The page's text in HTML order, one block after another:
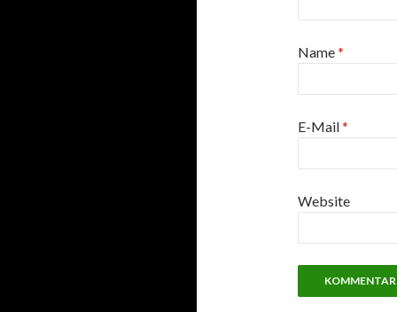
Name*
E-Mail*
Website